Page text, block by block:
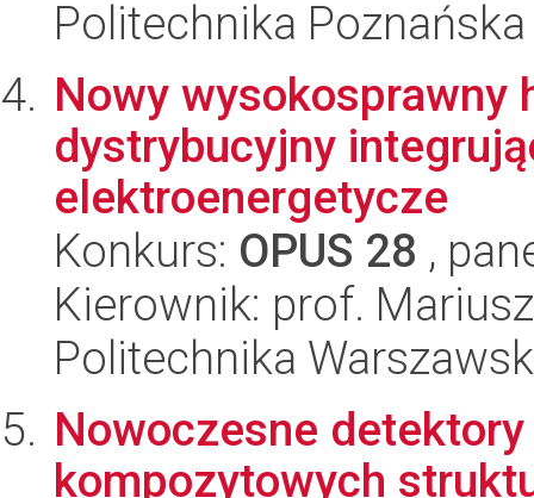
Politechnika Poznańska
Nowy wysokosprawny
dystrybucyjny
elektroenergetycze
Konkurs: OPUS 28 ,
Kierownik: prof.
Politechnika
Nowoczesne
kompozytowych